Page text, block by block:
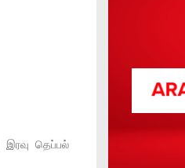
இரவு தெப்பல்